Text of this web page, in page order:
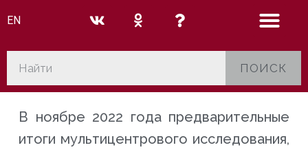
EN
ПОИСК
В ноябре 2022 года предварительные
итоги мультицентрового исследования,